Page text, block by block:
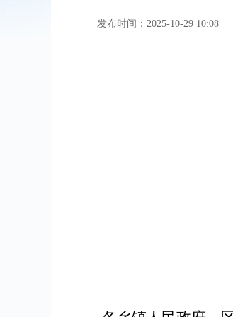
发布时间：2025-10-29 10:08